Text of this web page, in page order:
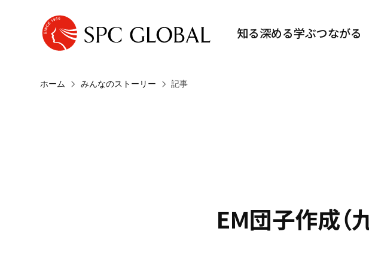
知る深める学ぶつながる
ホーム みんなのストーリー 記事
EM団子作成（